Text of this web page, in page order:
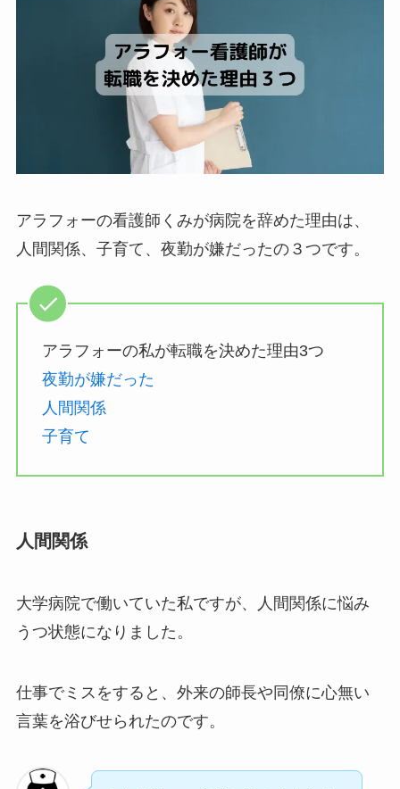
アラフォーの看護師くみが病院を辞めた理由は、
人間関係、子育て、夜勤が嫌だったの３つです。
アラフォーの私が転職を決めた理由3つ
夜勤が嫌だった
人間関係
子育て
人間関係
大学病院で働いていた私ですが、人間関係に悩み
うつ状態になりました。
仕事でミスをすると、外来の師長や同僚に心無い
言葉を浴びせられたのです。